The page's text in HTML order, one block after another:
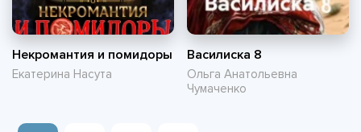
Некромантия и помидоры
Екатерина Насута
Василиска 8
Ольга Анатольевна
Чумаченко